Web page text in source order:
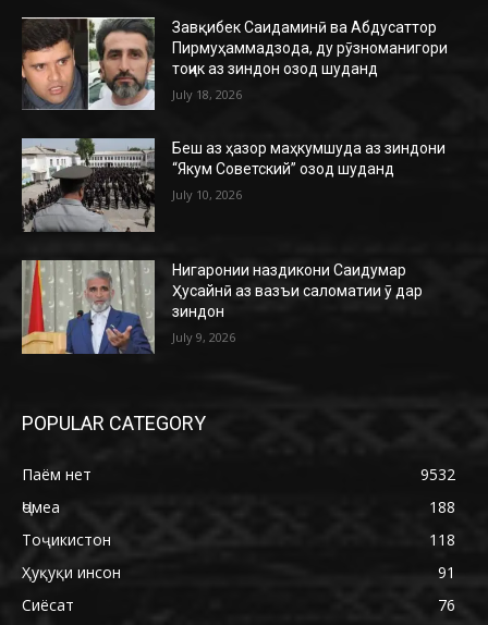
Завқибек Саидаминӣ ва Абдусаттор
Пирмуҳаммадзода, ду рӯзноманигори
тоҷик аз зиндон озод шуданд
July 18, 2026
Беш аз ҳазор маҳкумшуда аз зиндони
“Якум Советский” озод шуданд
July 10, 2026
Нигаронии наздикони Саидумар
Ҳусайнӣ аз вазъи саломатии ӯ дар
зиндон
July 9, 2026
POPULAR CATEGORY
Паём нет
9532
Ҷомеа
188
Тоҷикистон
118
Ҳуқуқи инсон
91
Сиёсат
76